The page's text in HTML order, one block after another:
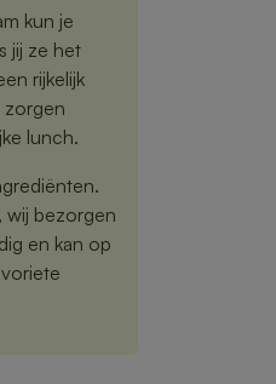
kun je
jij ze het
rijkelijk
zorgen
lunch.
wij bezorgen
en kan op